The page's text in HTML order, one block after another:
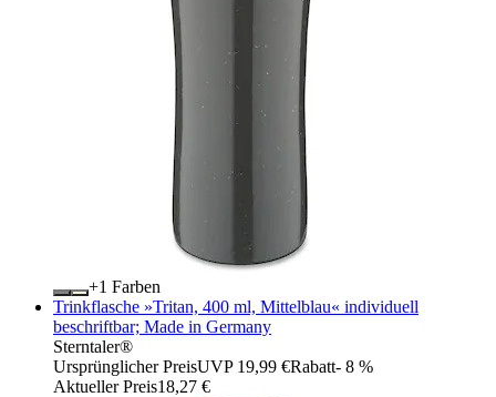
+
Farben
Trinkflasche »Tritan, 400 ml, Mittelblau« individuell
beschriftbar; Made in Germany
Sterntaler®
Ursprünglicher PreisUVP 19,99 €Rabatt- 8 %
Aktueller Preis18,27 €